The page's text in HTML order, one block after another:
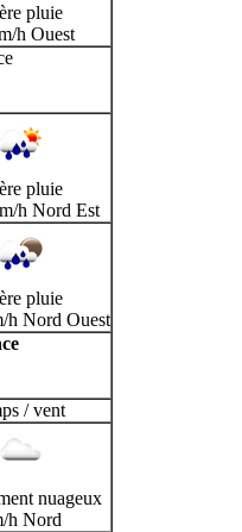
pluie
h Ouest
pluie
h Nord Est
pluie
h Nord Ouest
/ vent
nuageux
h Nord